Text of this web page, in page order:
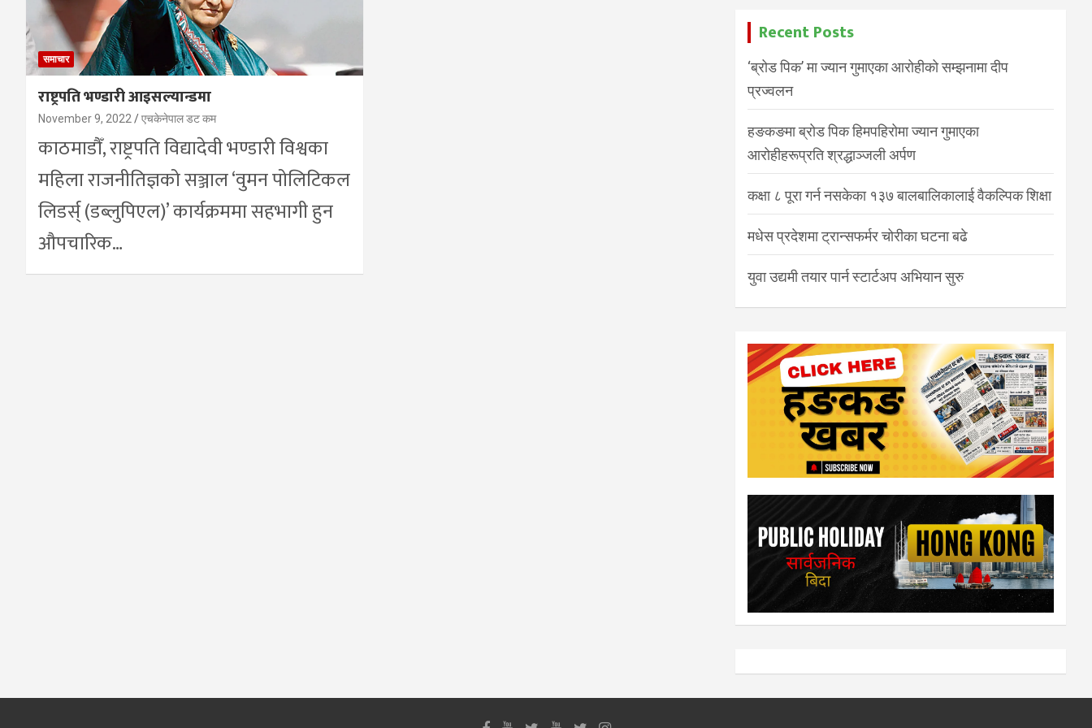
समाचार
राष्ट्रपति भण्डारी आइसल्यान्डमा
November 9, 2022 एचकेनेपाल डट कम
काठमाडौँ, राष्ट्रपति विद्यादेवी भण्डारी विश्वका
महिला राजनीतिज्ञको सञ्जाल ‘वुमन पोलिटिकल
लिडर्स् (डब्लुपिएल)’ कार्यक्रममा सहभागी हुन
औपचारिक…
Recent Posts
‘ब्रोड पिक’ मा ज्यान गुमाएका आरोहीको सम्झनामा दीप
प्रज्वलन
हङकङमा ब्रोड पिक हिमपहिरोमा ज्यान गुमाएका
आरोहीहरूप्रति श्रद्धाञ्जली अर्पण
कक्षा ८ पूरा गर्न नसकेका १३७ बालबालिकालाई वैकल्पिक शिक्षा
मधेस प्रदेशमा ट्रान्सफर्मर चोरीका घटना बढे
युवा उद्यमी तयार पार्न स्टार्टअप अभियान सुरु